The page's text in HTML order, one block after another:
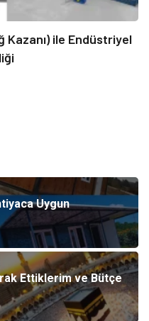
Kazanı) ile Endüstriyel
Uygun
Ettiklerim ve Bütçe